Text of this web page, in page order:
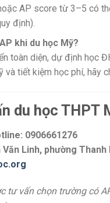
AP score từ 3–5 có
định).
khi du học Mỹ?
toàn diện, dự định học
và tiết kiệm học phí, hãy
du học THPT
0906661276
Linh, phường Thanh
tư vấn chọn trường có